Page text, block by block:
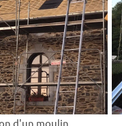
d'un moulin